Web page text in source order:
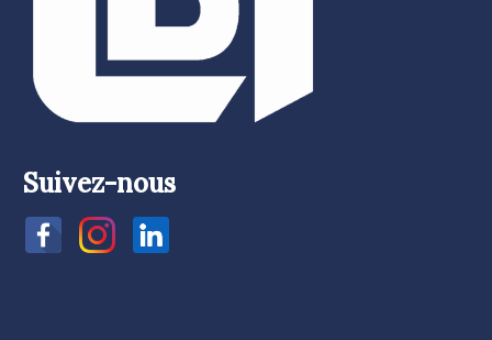
Suivez-nous